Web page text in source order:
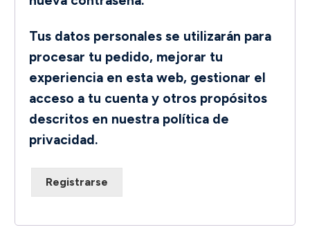
Tus datos personales se utilizarán para
procesar tu pedido, mejorar tu
experiencia en esta web, gestionar el
acceso a tu cuenta y otros propósitos
descritos en nuestra política de
privacidad.
Registrarse